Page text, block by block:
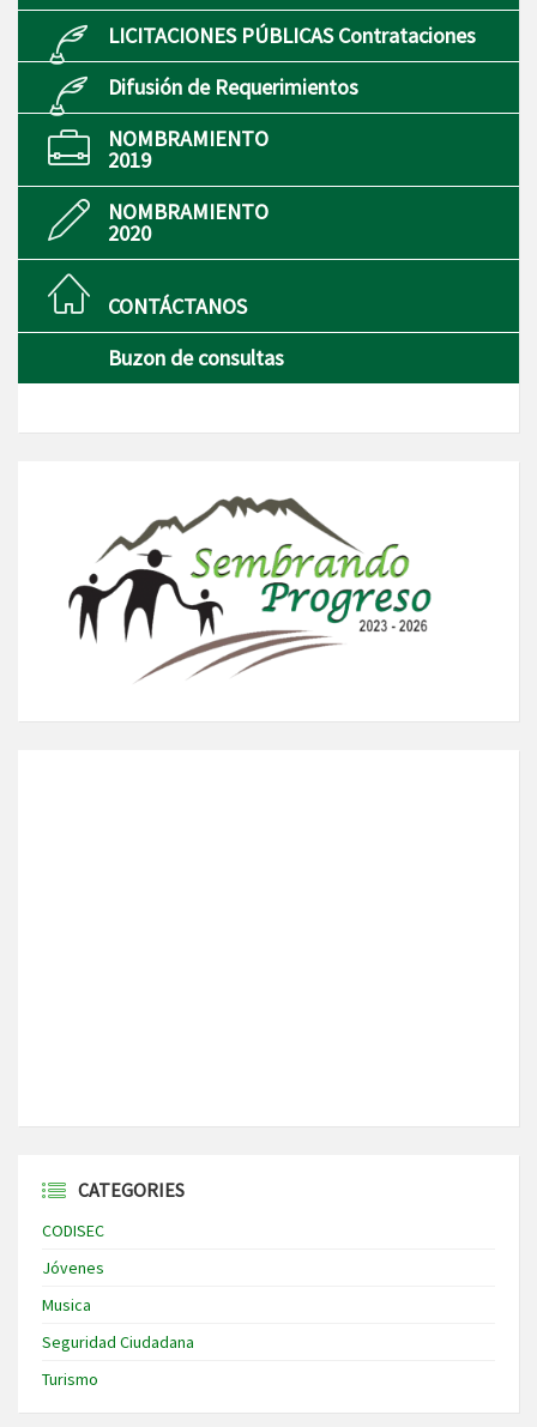
LICITACIONES PÚBLICAS Contrataciones
Difusión de Requerimientos
NOMBRAMIENTO
2019
NOMBRAMIENTO
2020
CONTÁCTANOS
Buzon de consultas
CATEGORIES
CODISEC
Jóvenes
Musica
Seguridad Ciudadana
Turismo